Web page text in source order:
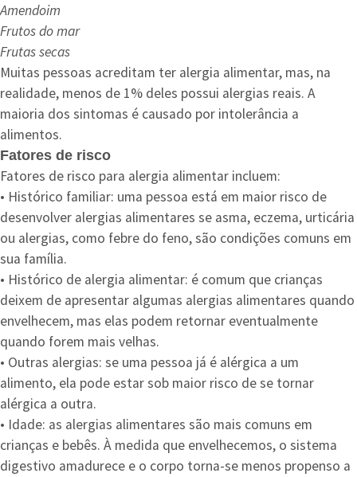
Amendoim
Frutos do mar
Frutas secas
Muitas pessoas acreditam ter alergia alimentar, mas, na
realidade, menos de 1% deles possui alergias reais. A
maioria dos sintomas é causado por intolerância a
alimentos.
Fatores de risco
Fatores de risco para alergia alimentar incluem:
• Histórico familiar: uma pessoa está em maior risco de
desenvolver alergias alimentares se asma, eczema, urticária
ou alergias, como febre do feno, são condições comuns em
sua família.
• Histórico de alergia alimentar: é comum que crianças
deixem de apresentar algumas alergias alimentares quando
envelhecem, mas elas podem retornar eventualmente
quando forem mais velhas.
• Outras alergias: se uma pessoa já é alérgica a um
alimento, ela pode estar sob maior risco de se tornar
alérgica a outra.
• Idade: as alergias alimentares são mais comuns em
crianças e bebês. À medida que envelhecemos, o sistema
digestivo amadurece e o corpo torna-se menos propenso a